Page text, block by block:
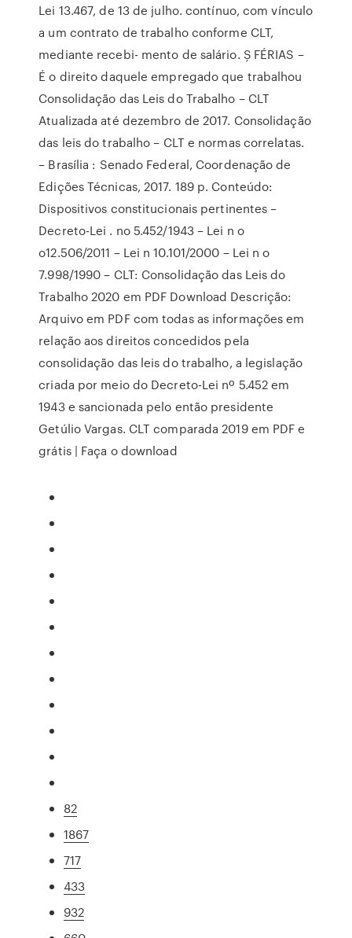
Lei 13.467, de 13 de julho. contínuo, com vínculo
a um contrato de trabalho conforme CLT,
mediante recebi- mento de salário. Ș FÉRIAS –
É o direito daquele empregado que trabalhou
Consolidação das Leis do Trabalho – CLT
Atualizada até dezembro de 2017. Consolidação
das leis do trabalho – CLT e normas correlatas.
– Brasília : Senado Federal, Coordenação de
Edições Técnicas, 2017. 189 p. Conteúdo:
Dispositivos constitucionais pertinentes –
Decreto-Lei . no 5.452/1943 – Lei n o
o12.506/2011 – Lei n 10.101/2000 – Lei n o
7.998/1990 – CLT: Consolidação das Leis do
Trabalho 2020 em PDF Download Descrição:
Arquivo em PDF com todas as informações em
relação aos direitos concedidos pela
consolidação das leis do trabalho, a legislação
criada por meio do Decreto-Lei nº 5.452 em
1943 e sancionada pelo então presidente
Getúlio Vargas. CLT comparada 2019 em PDF e
grátis | Faça o download
82
1867
717
433
932